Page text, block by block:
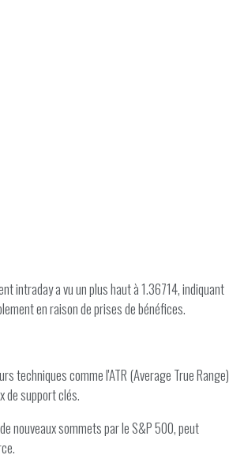
intraday a vu un plus haut à 1.36714, indiquant
en raison de prises de bénéfices.
techniques comme l'ATR (Average True Range)
de support clés.
nouveaux sommets par le S&P 500, peut